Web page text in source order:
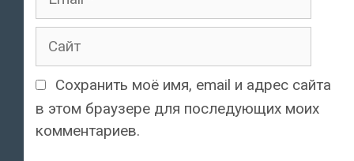
Сайт
Сохранить моё имя, email и адрес сайта
в этом браузере для последующих моих
комментариев.